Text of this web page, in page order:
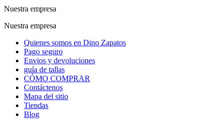
Nuestra empresa
Nuestra empresa
Quienes somos en Dino Zapatos
Pago seguro
Envios y devoluciones
guía de tallas
CÓMO COMPRAR
Contáctenos
Mapa del sitio
Tiendas
Blog